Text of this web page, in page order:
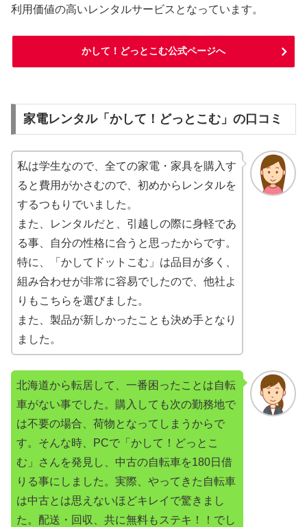
利用価値の高いレンタルサービスとなっています。
かして！どっとこむ公式ページへ
家電レンタル「かして！どっとこむ」の口コミ
私は学生なので、全ての家電・家具を購入す
ると費用がかさむので、初めからレンタルを
するつもりでいました。
また、レンタルだと、引越しの際に身軽であ
る事、自分の性格に合うと思ったからです。
特に、「かしてドットこむ」は品目が多く、
組み合わせが非常に容易でしたので、他社よ
りもこちらを選びました。
また、製品が新しかったことも決め手となり
ました。
北海道から転居して、一番困ったことは自転
車がない事でした。購入しても次の勤務地で
は不要の場合、荷物となってしまうからで
す。そんな時、PCで「かして！どっとこ
む」さんを発見し、中古の自転車を180日借
りる事にしました。実際、やってきた自転車
は中古とは思えないほどキレイで驚きまし
た。配送・回収、共に無料もステキ！！でし